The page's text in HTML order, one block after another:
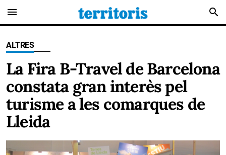
menu search
ALTRES
La Fira B-Travel de Barcelona
constata gran interès pel
turisme a les comarques de
Lleida